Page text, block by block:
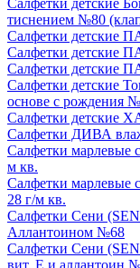
тиснением №80
Салфетки детские
Салфетки детские
Салфетки детские
Салфетки детские
основе с рождения
Салфетки детские
Салфетки ДИВА
Салфетки марлевые
м кв.
Салфетки марлевые
28 г/м кв.
Салфетки Сени
Аллантоином №68
Салфетки Сени
вит. Е и аллантоин